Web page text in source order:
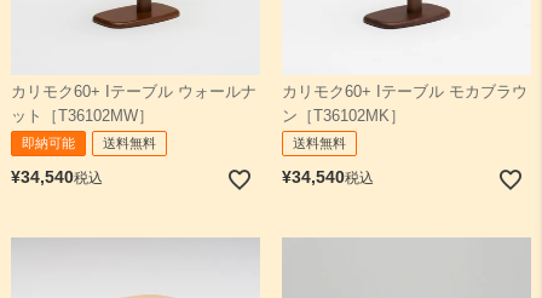
カリモク60+ Iテーブル ウォールナ
ット［T36102MW］
即納可能 送料無料
¥34,540税込
カリモク60+ Iテーブル モカブラウ
ン［T36102MK］
送料無料
¥34,540税込